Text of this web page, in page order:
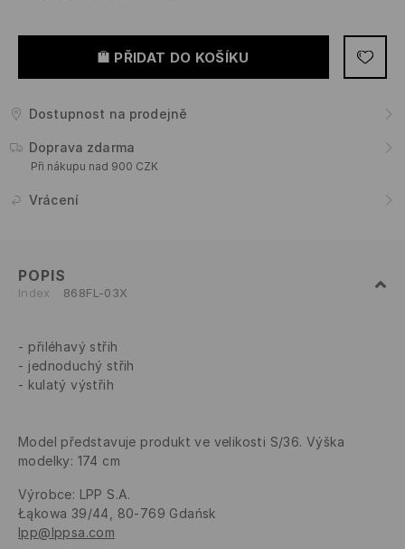
PŘIDAT DO KOŠÍKU
Dostupnost na prodejně
Doprava zdarma
Při nákupu nad 900 CZK
Vrácení
POPIS
Index 868FL-03X
přiléhavý střih
jednoduchý střih
kulatý výstřih
Model představuje produkt ve velikosti S/36. Výška
modelky: 174 cm
Výrobce: LPP S.A.
Łąkowa 39/44, 80-769 Gdańsk
lpp@lppsa.com